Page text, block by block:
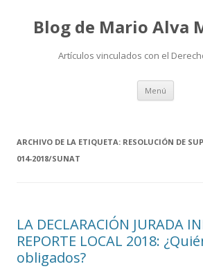
Blog de Mario Alva
Artículos vinculados con el
Menú Ir
ARCHIVO DE LA ETIQUETA: RESOLUCIÓN DE
014-2018/SUNAT
LA DECLARACIÓN JURADA
REPORTE LOCAL 2018:
obligados?